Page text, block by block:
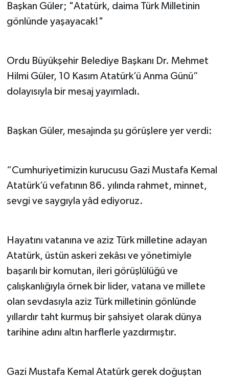
Başkan Güler; "Atatürk, daima Türk Milletinin
gönlünde yaşayacak!"
Ordu Büyükşehir Belediye Başkanı Dr. Mehmet
Hilmi Güler, 10 Kasım Atatürk’ü Anma Günü”
dolayısıyla bir mesaj yayımladı.
Başkan Güler, mesajında şu görüşlere yer verdi:
“Cumhuriyetimizin kurucusu Gazi Mustafa Kemal
Atatürk’ü vefatının 86. yılında rahmet, minnet,
sevgi ve saygıyla yâd ediyoruz.
Hayatını vatanına ve aziz Türk milletine adayan
Atatürk, üstün askeri zekâsı ve yönetimiyle
başarılı bir komutan, ileri görüşlülüğü ve
çalışkanlığıyla örnek bir lider, vatana ve millete
olan sevdasıyla aziz Türk milletinin gönlünde
yıllardır taht kurmuş bir şahsiyet olarak dünya
tarihine adını altın harflerle yazdırmıştır.
Gazi Mustafa Kemal Atatürk gerek doğuştan